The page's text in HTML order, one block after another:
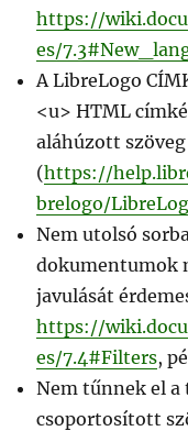
https://
es/
A LibreLogo
<u> HTML
aláhúzott
(https://
brelogo/
Nem utolsó
dokumentumok
javulását
https://
es/7.4#Filters,
Nem tűnnek el a
csoportosított